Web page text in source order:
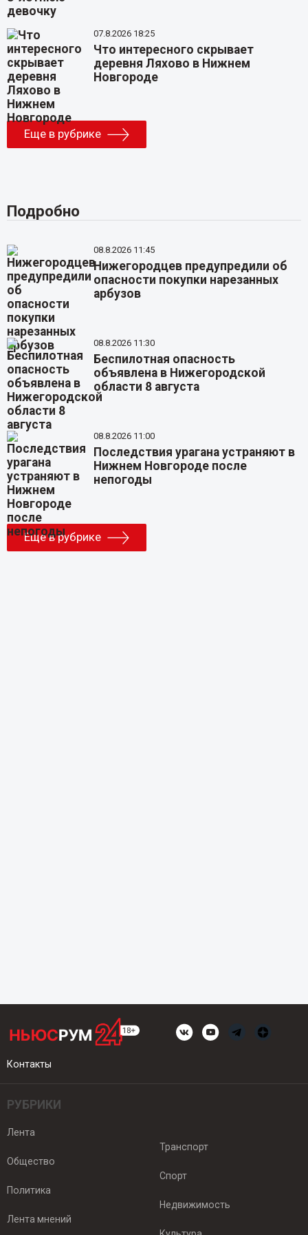
07.8.2026 18:25
Что интересного скрывает
деревня Ляхово в Нижнем
Новгороде
Еще в рубрике
Подробно
08.8.2026 11:45
Нижегородцев предупредили об
опасности покупки нарезанных
арбузов
08.8.2026 11:30
Беспилотная опасность
объявлена в Нижегородской
области 8 августа
08.8.2026 11:00
Последствия урагана устраняют в
Нижнем Новгороде после
непогоды
Еще в рубрике
Контакты
РУБРИКИ
Лента
Общество
Политика
Лента мнений
Транспорт
Спорт
Недвижимость